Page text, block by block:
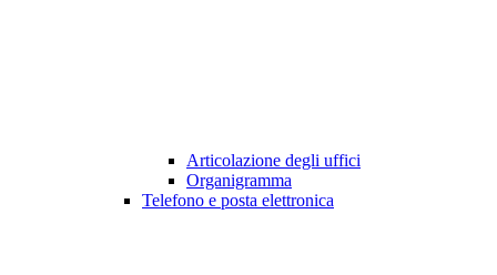
Articolazione degli uffici
Organigramma
Telefono e posta elettronica